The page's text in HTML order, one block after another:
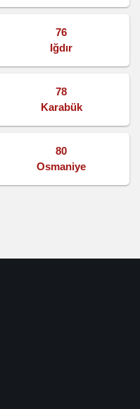
76
Iğdır
78
Karabük
80
Osmaniye